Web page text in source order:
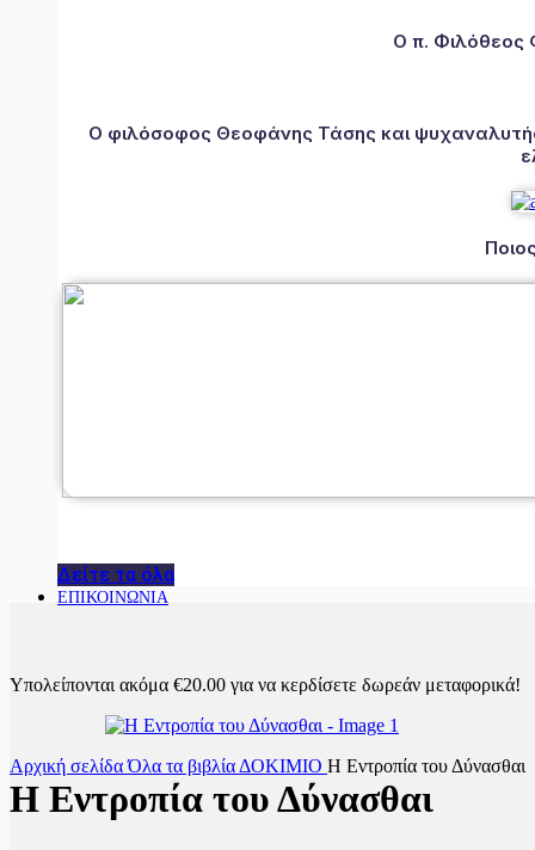
Ο π. Φιλόθεος
Ο φιλόσοφος Θεοφάνης Τάσης και
Δείτε τα όλα
ΕΠΙΚΟΙΝΩΝΙΑ
Υπολείπονται ακόμα €20.00 για να κερδίσετε δωρεάν μεταφορικά!
Αρχική σελίδαΌλα τα βιβλία ΔΟΚΙΜΙΟ Η Εντροπία του Δύνασθαι
Η Εντροπία του Δύνασθαι